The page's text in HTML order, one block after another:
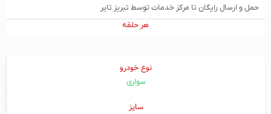
حمل و ارسال رایگان تا مرکز خدمات توسط تبریز تایر
هر حلقه
نوع خودرو
سواری
سایز